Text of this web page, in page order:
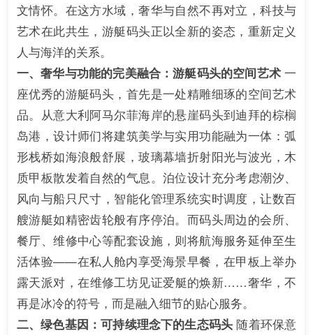
文情怀。在这方水域，奢华与自然不再对立，科技与
艺术在此共生，游艇码头正以全新的姿态，重新定义
人与海洋的关系。
一、奢华与功能的完美融合：游艇码头的空间艺术一
座优秀的游艇码头，首先是一处精雕细琢的空间艺术
品。从意大利阿马尔菲海岸的悬崖码头到迪拜的棕榈
岛港，设计师们将建筑美学与实用功能融为一体：弧
形栈桥如海浪般舒展，玻璃幕墙折射阳光与波光，木
质甲板散发着自然的气息。泊位设计充分考虑潮汐、
风向与船只尺寸，智能化管理系统实时调度，让数百
艘游艇如精密齿轮般有序停泊。而码头周边的会所、
餐厅、维修中心等配套设施，则将航海服务延伸至生
活体验——在私人舱内享受海景早餐，在甲板上举办
露天派对，在维修工坊见证爱艇的焕新……奢华，不
再是冰冷的符号，而是融入细节的贴心服务。
二、绿色基因：可持续理念下的生态码头 随着环保意